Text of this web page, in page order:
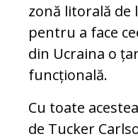
zonă litorală de
pentru a face
din Ucraina o
funcțională.
Cu toate
de Tucker